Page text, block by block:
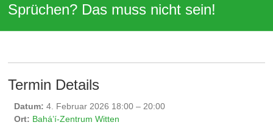
Sprüchen? Das muss nicht sein!
Termin Details
Datum: 4. Februar 2026 18:00 – 20:00
Ort: Bahá’í-Zentrum Witten